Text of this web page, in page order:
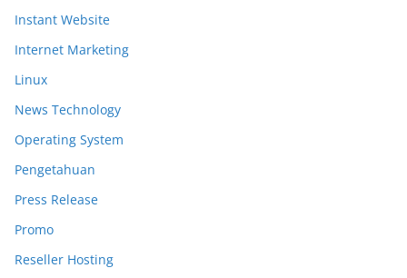
Instant Website
Internet Marketing
Linux
News Technology
Operating System
Pengetahuan
Press Release
Promo
Reseller Hosting